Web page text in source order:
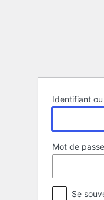
Identifiant
Mot de passe
Se